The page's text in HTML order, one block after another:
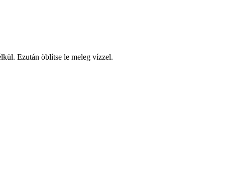
Ezután öblítse le meleg vízzel.